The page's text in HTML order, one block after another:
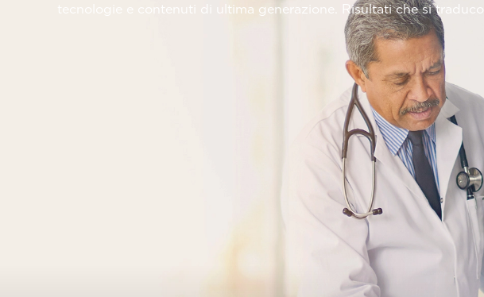
tecnologie e contenuti di ultima generazione. Risultati che si